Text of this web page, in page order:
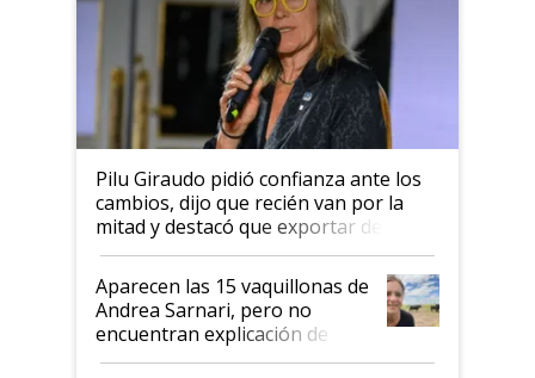
Pilu Giraudo pidió confianza ante los
cambios, dijo que recién van por la
mitad y destacó que exportar dejó de
ser "para unos pocos": "Tenemos un
mandato muy claro del gobierno
nacional"
Aparecen las 15 vaquillonas de
Andrea Sarnari, pero no
encuentran explicación de
cómo llegaron allí